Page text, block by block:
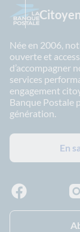
Née en 2006,
ouverte et
d’accompagner
services
engagement
Banque Postale
génération.
En